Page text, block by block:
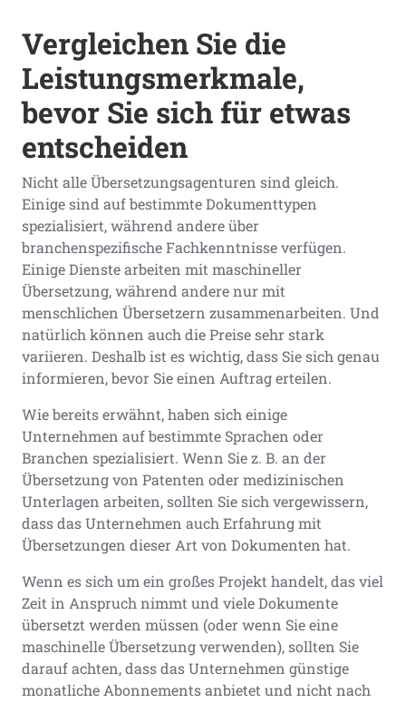
Vergleichen Sie die
Leistungsmerkmale,
bevor Sie sich für etwas
entscheiden
Nicht alle Übersetzungsagenturen sind gleich.
Einige sind auf bestimmte Dokumenttypen
spezialisiert, während andere über
branchenspezifische Fachkenntnisse verfügen.
Einige Dienste arbeiten mit maschineller
Übersetzung, während andere nur mit
menschlichen Übersetzern zusammenarbeiten. Und
natürlich können auch die Preise sehr stark
variieren. Deshalb ist es wichtig, dass Sie sich genau
informieren, bevor Sie einen Auftrag erteilen.
Wie bereits erwähnt, haben sich einige
Unternehmen auf bestimmte Sprachen oder
Branchen spezialisiert. Wenn Sie z. B. an der
Übersetzung von Patenten oder medizinischen
Unterlagen arbeiten, sollten Sie sich vergewissern,
dass das Unternehmen auch Erfahrung mit
Übersetzungen dieser Art von Dokumenten hat.
Wenn es sich um ein großes Projekt handelt, das viel
Zeit in Anspruch nimmt und viele Dokumente
übersetzt werden müssen (oder wenn Sie eine
maschinelle Übersetzung verwenden), sollten Sie
darauf achten, dass das Unternehmen günstige
monatliche Abonnements anbietet und nicht nach